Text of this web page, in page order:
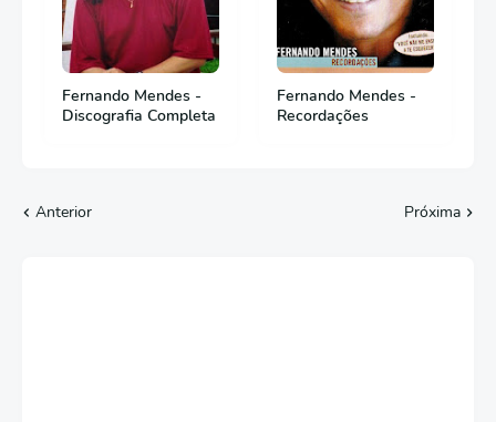
Fernando Mendes -
Discografia Completa
Fernando Mendes -
Recordações
Anterior Próxima